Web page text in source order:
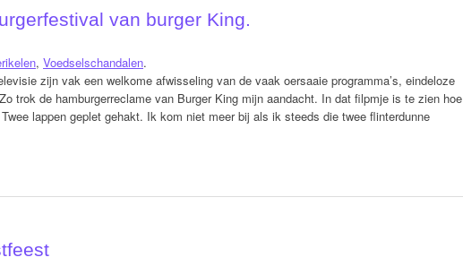
van burger King.
, Voedselschandalen.
zijn vak een welkome afwisseling van de vaak oersaaie programma’s, eindeloze
trok de hamburgerreclame van Burger King mijn aandacht. In dat filpmje is te zien hoe
lappen geplet gehakt. Ik kom niet meer bij als ik steeds die twee flinterdunne